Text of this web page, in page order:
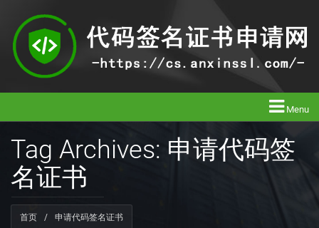
Menu
Tag Archives: 申请代码签
名证书
首页 / 申请代码签名证书